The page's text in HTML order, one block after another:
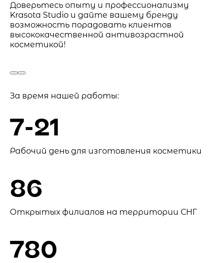
Доверьтесь опыту и профессионализму
Krasota Studio и дайте вашему бренду
возможность порадовать клиентов
высококачественной антивозрастной
косметикой!
За время нашей работы:
7-21
Рабочий день для изготовления косметики
86
Открытых филиалов на территории СНГ
780